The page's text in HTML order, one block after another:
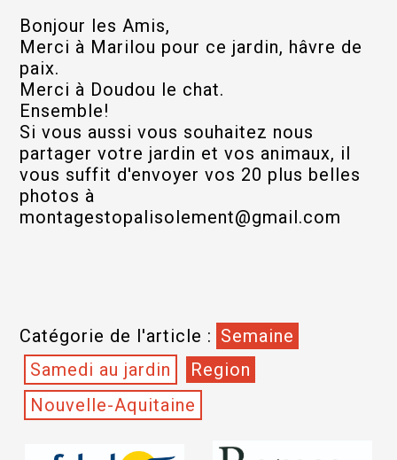
Bonjour les Amis,
Merci à Marilou pour ce jardin, hâvre de
paix.
Merci à Doudou le chat.
Ensemble!
Si vous aussi vous souhaitez nous
partager votre jardin et vos animaux, il
vous suffit d'envoyer vos 20 plus belles
photos à
montagestopalisolement@gmail.com
Catégorie de l'article : Semaine
Samedi au jardin
Region
Nouvelle-Aquitaine